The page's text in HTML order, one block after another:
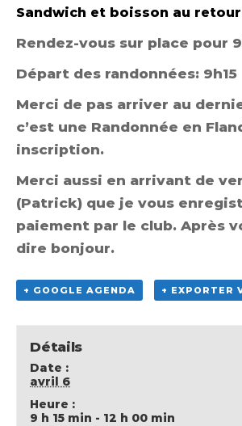
Sandwich et boisson au
Rendez-vous sur place pour
Départ des randonnées: 9h15
Merci de pas arriver au
c’est une Randonnée en
inscription.
Merci aussi en arrivant de
(Patrick) que je vous
paiement par le club. Après
dire bonjour.
+ GOOGLE AGENDA + EXPORTER
Détails
Date :
avril 6
Heure :
9 h 15 min - 12 h 00 min